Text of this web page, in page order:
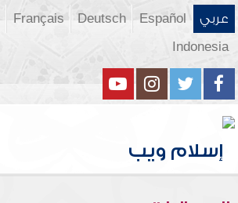
عربي Español
Deutsch
Français
Indonesia